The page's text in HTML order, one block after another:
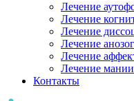
Лечение
Лечение
Лечение
Лечение
Лечение
Лечение
Контакты